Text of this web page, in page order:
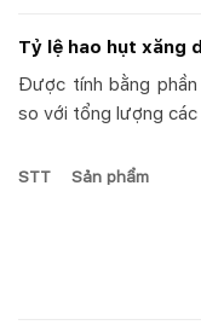
Tỷ lệ hao hụt xăng
Được tính bằng
so với tổng lượng các
STT Sản phẩm